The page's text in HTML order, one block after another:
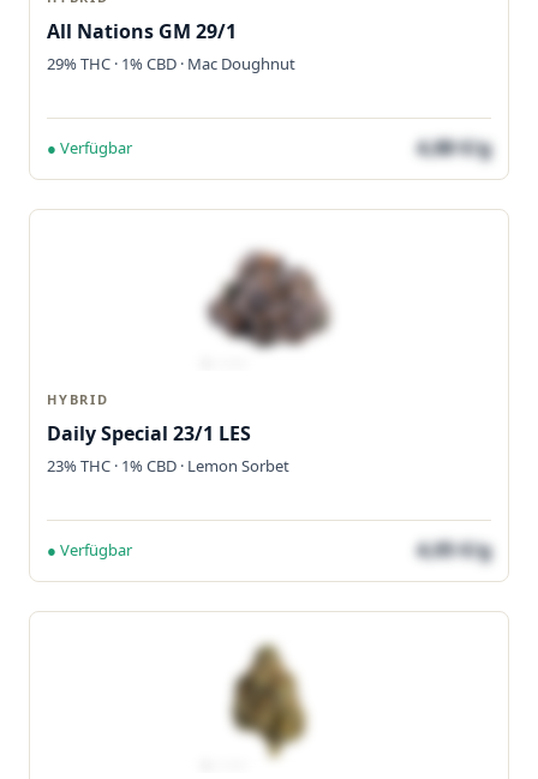
All Nations GM 29/1
29% THC · 1% CBD · Mac Doughnut
● Verfügbar 4,88 €/g
HYBRID
Daily Special 23/1 LES
23% THC · 1% CBD · Lemon Sorbet
● Verfügbar 4,05 €/g